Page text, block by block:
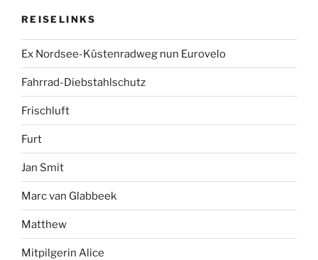
REISELINKS
Ex Nordsee-Küstenradweg nun Eurovelo
Fahrrad-Diebstahlschutz
Frischluft
Furt
Jan Smit
Marc van Glabbeek
Matthew
Mitpilgerin Alice